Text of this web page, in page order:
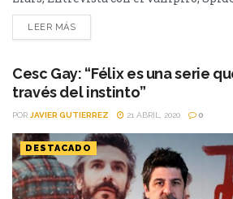
de Bel-Air y En busca de la felicidad,
último mes del año son varias las
streaming que más suscriptores...
LEER MÁS
Cesc Gay: “Félix es una serie
través del instinto”
POR JAVIER GUTIERREZ 21 ABRIL, 2020 0
DESTACADO